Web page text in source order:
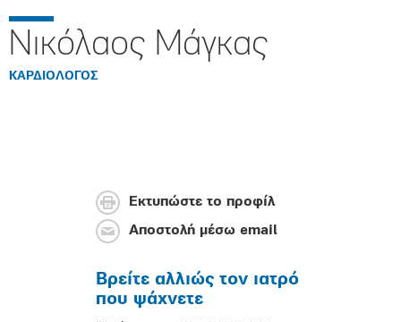
Νικόλαος Μάγκας
ΚΑΡΔΙΟΛΟΓΟΣ
Εκτυπώστε το προφίλ
Αποστολή μέσω email
Βρείτε αλλιώς τον ιατρό
που ψάχνετε